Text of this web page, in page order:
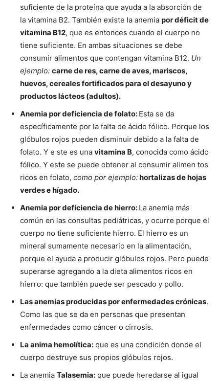
suficiente de la proteína que ayuda a la absorción de
la vitamina B2. También existe la anemia por déficit de
vitamina B12, que es entonces cuando el cuerpo no
tiene suficiente. En ambas situaciones se debe
consumir alimentos que contengan vitamina B12. Un
ejemplo: carne de res, carne de aves, mariscos,
huevos, cereales fortificados para el desayuno y
productos lácteos (adultos).
Anemia por deficiencia de folato: Esta se da
específicamente por la falta de ácido fólico. Porque los
glóbulos rojos pueden disminuir debido a la falta de
folato. Y e ste es una vitamina B, conocida como ácido
fólico. Y este se puede obtener al consumir alimen tos
ricos en folato, como por ejemplo:hortalizas de hojas
verdes e hígado.
Anemia por deficiencia de hierro: La anemia más
común en las consultas pediátricas, y ocurre porque el
cuerpo no tiene suficiente hierro. El hierro es un
mineral sumamente necesario en la alimentación,
porque el ayuda a producir glóbulos rojos. Pero puede
superarse agregando a la dieta alimentos ricos en
hierro: que también puede ser pescado y pollo.
Las anemias producidas por enfermedades crónicas.
Como las que se da en personas que presentan
enfermedades como cáncer o cirrosis.
La anima hemolítica: que es una condición donde el
cuerpo destruye sus propios glóbulos rojos.
La anemia Talasemia: que puede heredarse al igual